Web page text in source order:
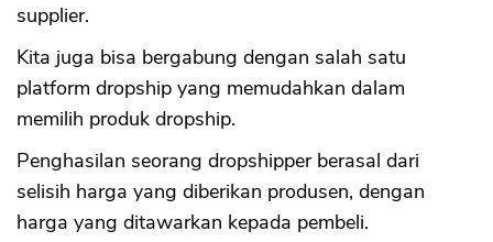
supplier.
Kita juga bisa bergabung dengan salah satu
platform dropship yang memudahkan dalam
memilih produk dropship.
Penghasilan seorang dropshipper berasal dari
selisih harga yang diberikan produsen, dengan
harga yang ditawarkan kepada pembeli.